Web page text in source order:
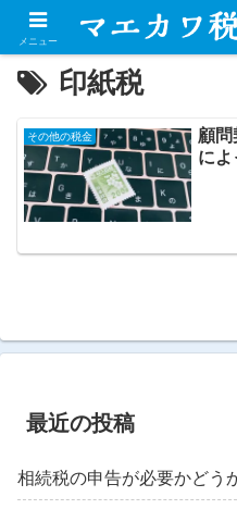
印紙税
その他の税金
顧
によ
最近の投稿
相続税の申告が必要かどう
メニュー